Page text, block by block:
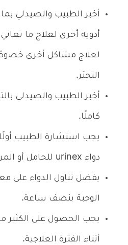
أخبر الطبيب والصيدلي بما
أدوية أخرى لعلاج ما تعاني
لعلاج مشاكل أخرى
التخثر.
أخبر الطبيب والصيدلي
كاملًا.
يجب استشارة الطبيب
دواء urinex للحامل أو المرضع.
يفضل تناول الدواء على
الوجبة بنصف ساعة.
يجب الحصول على الكثير
أثناء الفترة العلاجية.